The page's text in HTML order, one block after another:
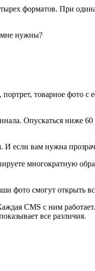
форматов. При
мне нужны?
товарное фото с
Опускаться ниже
И если вам нужна
многократную
фото смогут открыть
CMS с ним
все различия.